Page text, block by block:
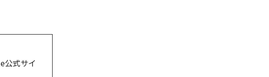
公式サイ